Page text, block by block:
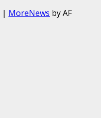
| MoreNews by AF